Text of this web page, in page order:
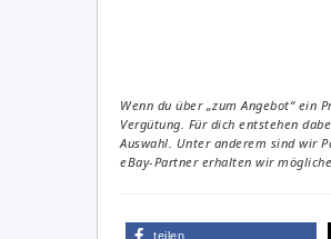
Wenn du über „zum Angebot“
Vergütung. Für dich entstehen
Auswahl. Unter anderem sind wir
eBay-Partner erhalten wir
teilen